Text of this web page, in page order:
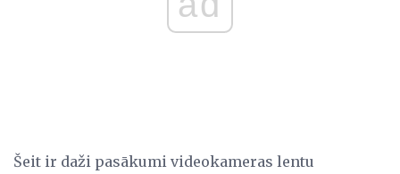
Šeit ir daži pasākumi videokameras lentu